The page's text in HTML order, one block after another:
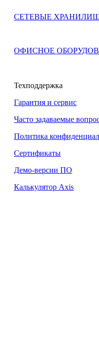
СЕТЕВЫЕ
ОФИСНОЕ
Техподдержка
Гарантия и сервис
Часто задаваемые
Политика
Сертификаты
Демо-версии ПО
Калькулятор Axis